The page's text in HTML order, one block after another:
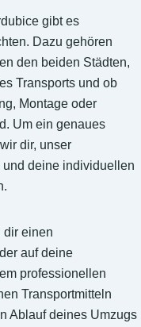
gibt es
Dazu gehören
den beiden Städten,
Transports und ob
Montage oder
Um ein genaues
dir, unser
deine individuellen
dir einen
auf deine
professionellen
Transportmitteln
Ablauf deines Umzugs